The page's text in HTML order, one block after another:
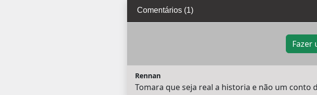
Comentários (1)
Fazer
Rennan
Tomara que seja real a historia e não um